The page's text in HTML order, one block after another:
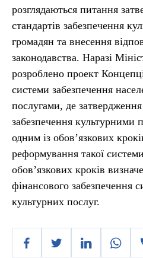
розглядаються питання
стандартів забезпечення
громадян та внесення
законодавства. Наразі
розроблено проект
системи забезпечення
послугами, де
забезпечення культурними
одним із обов’язкових
реформування такої
обов’язкових кроків
фінансового забезпечення
культурних послуг.